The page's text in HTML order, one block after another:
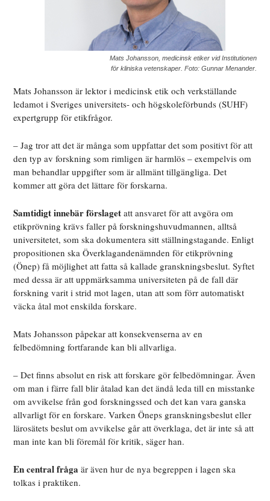
Mats Johansson, medicinsk etiker vid Institutionen
för kliniska vetenskaper. Foto: Gunnar Menander.
Mats Johansson är lektor i medicinsk etik och verkställande
ledamot i Sveriges universitets- och högskoleförbunds (SUHF)
expertgrupp för etikfrågor.
– Jag tror att det är många som uppfattar det som positivt för att
den typ av forskning som rimligen är harmlös – exempelvis om
man behandlar uppgifter som är allmänt tillgängliga. Det
kommer att göra det lättare för forskarna.
Samtidigt innebär förslaget att ansvaret för att avgöra om
etikprövning krävs faller på forskningshuvudmannen, alltså
universitetet, som ska dokumentera sitt ställningstagande. Enligt
propositionen ska Överklagandenämnden för etikprövning
(Önep) få möjlighet att fatta så kallade granskningsbeslut. Syftet
med dessa är att uppmärksamma universiteten på de fall där
forskning varit i strid mot lagen, utan att som förr automatiskt
väcka åtal mot enskilda forskare.
Mats Johansson påpekar att konsekvenserna av en
felbedömning fortfarande kan bli allvarliga.
– Det finns absolut en risk att forskare gör felbedömningar. Även
om man i färre fall blir åtalad kan det ändå leda till en misstanke
om avvikelse från god forskningssed och det kan vara ganska
allvarligt för en forskare. Varken Öneps granskningsbeslut eller
lärosätets beslut om avvikelse går att överklaga, det är inte så att
man inte kan bli föremål för kritik, säger han.
En central fråga är även hur de nya begreppen i lagen ska
tolkas i praktiken.